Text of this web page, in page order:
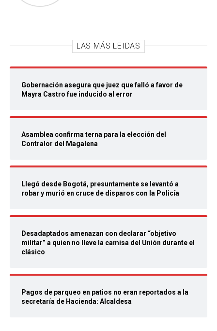
LAS MÁS LEIDAS
Gobernación asegura que juez que falló a favor de
Mayra Castro fue inducido al error
Asamblea confirma terna para la elección del
Contralor del Magalena
Llegó desde Bogotá, presuntamente se levantó a
robar y murió en cruce de disparos con la Policía
Desadaptados amenazan con declarar “objetivo
militar” a quien no lleve la camisa del Unión durante el
clásico
Pagos de parqueo en patios no eran reportados a la
secretaría de Hacienda: Alcaldesa